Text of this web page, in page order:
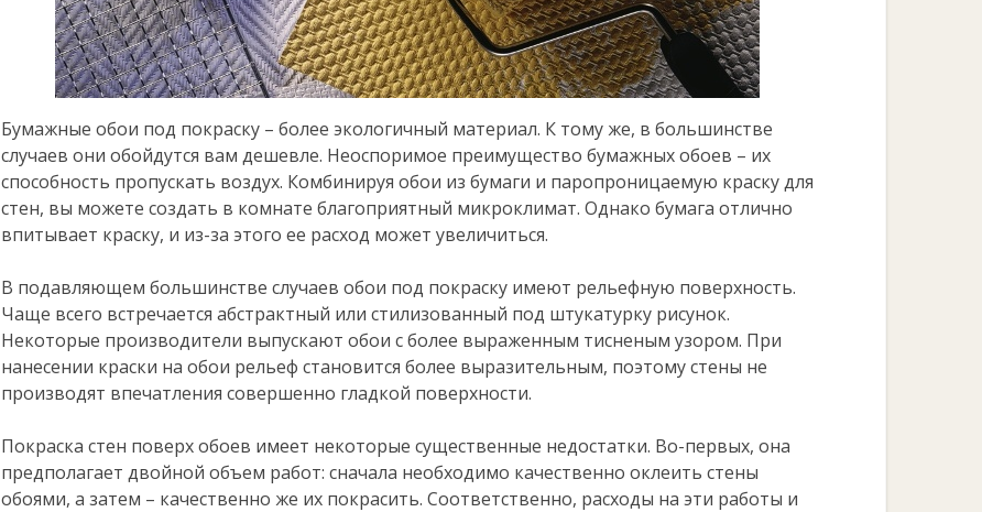
Бумажные обои под покраску – более экологичный материал. К тому же, в большинстве
случаев они обойдутся вам дешевле. Неоспоримое преимущество бумажных обоев – их
способность пропускать воздух. Комбинируя обои из бумаги и паропроницаемую краску для
стен, вы можете создать в комнате благоприятный микроклимат. Однако бумага отлично
впитывает краску, и из-за этого ее расход может увеличиться.
В подавляющем большинстве случаев обои под покраску имеют рельефную поверхность.
Чаще всего встречается абстрактный или стилизованный под штукатурку рисунок.
Некоторые производители выпускают обои с более выраженным тисненым узором. При
нанесении краски на обои рельеф становится более выразительным, поэтому стены не
производят впечатления совершенно гладкой поверхности.
Покраска стен поверх обоев имеет некоторые существенные недостатки. Во-первых, она
предполагает двойной объем работ: сначала необходимо качественно оклеить стены
обоями, а затем – качественно же их покрасить. Соответственно, расходы на эти работы и